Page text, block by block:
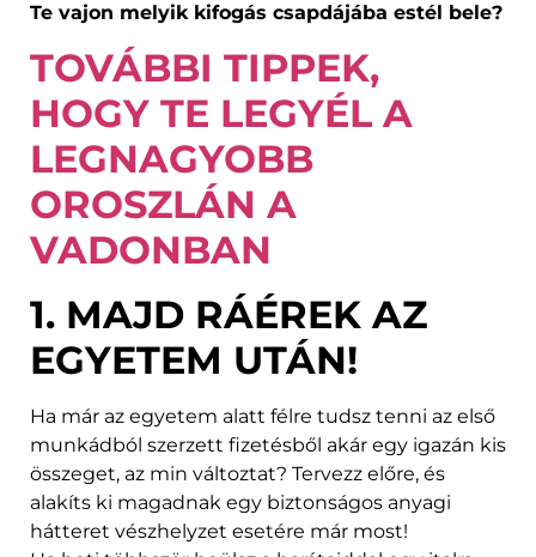
Te vajon melyik kifogás csapdájába estél bele?
TOVÁBBI TIPPEK,
HOGY TE LEGYÉL A
LEGNAGYOBB
OROSZLÁN A
VADONBAN
1. MAJD RÁÉREK AZ
EGYETEM UTÁN!
Ha már az egyetem alatt félre tudsz tenni az első
munkádból szerzett fizetésből akár egy igazán kis
összeget, az min változtat? Tervezz előre, és
alakíts ki magadnak egy biztonságos anyagi
hátteret vészhelyzet esetére már most!